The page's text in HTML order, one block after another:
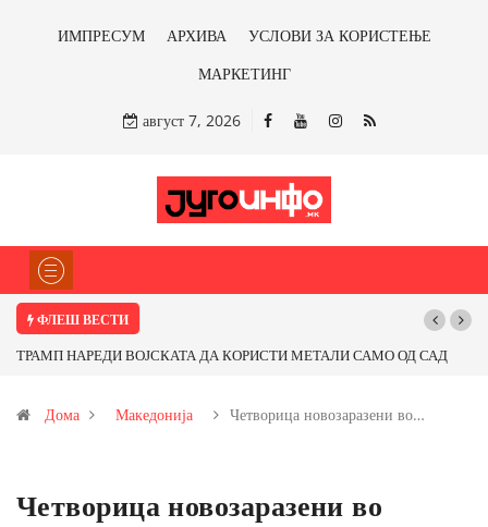
ИМПРЕСУМ АРХИВА
УСЛОВИ ЗА КОРИСТЕЊЕ
МАРКЕТИНГ
август 7, 2026
ФЛЕШ ВЕСТИ
МЕТАЛИ САМО ОД САД
Почнува реконструкцијата на улицата
Дома Македонија Четворица новозаразени во…
Четворица новозаразени во